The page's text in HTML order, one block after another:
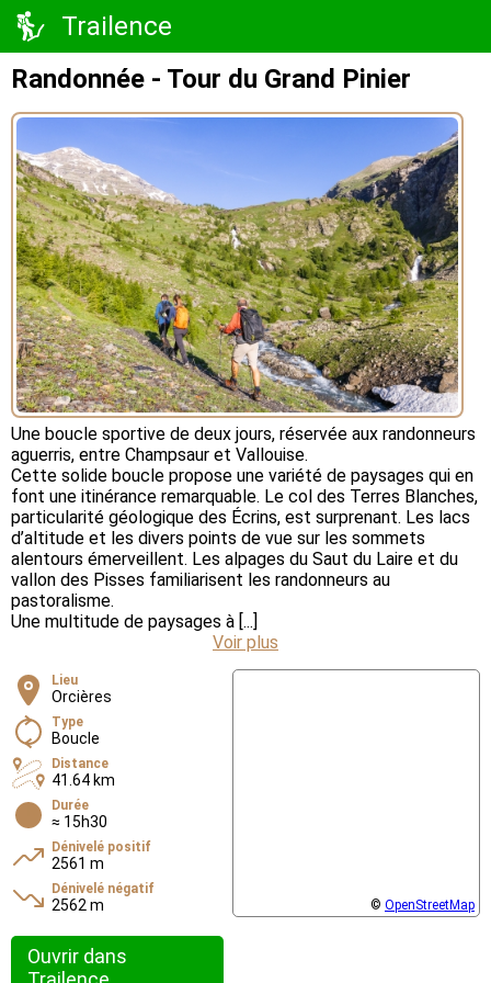
Trailence
Randonnée - Tour du Grand Pinier
Une boucle sportive de deux jours, réservée aux randonneurs
aguerris, entre Champsaur et Vallouise.
Cette solide boucle propose une variété de paysages qui en
font une itinérance remarquable. Le col des Terres Blanches,
particularité géologique des Écrins, est surprenant. Les lacs
d’altitude et les divers points de vue sur les sommets
alentours émerveillent. Les alpages du Saut du Laire et du
vallon des Pisses familiarisent les randonneurs au
pastoralisme.
Une multitude de paysages à [...]
Voir plus
Lieu
Orcières
Type
Boucle
Distance
41.64 km
Durée
≈ 15h30
Dénivelé positif
2561 m
Dénivelé négatif
2562 m
Ouvrir dans
© OpenStreetMap